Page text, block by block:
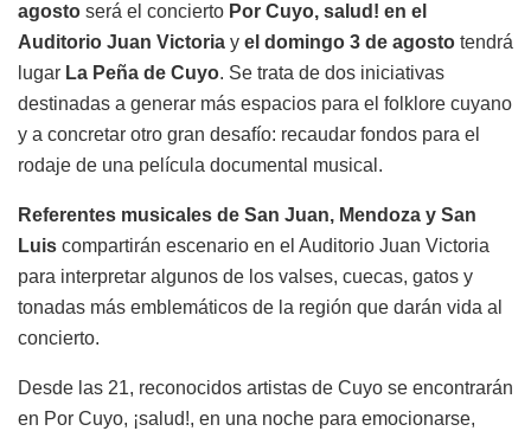
agosto será el concierto Por Cuyo, salud! en el
Auditorio Juan Victoria y el domingo 3 de agosto tendrá
lugar La Peña de Cuyo. Se trata de dos iniciativas
destinadas a generar más espacios para el folklore cuyano
y a concretar otro gran desafío: recaudar fondos para el
rodaje de una película documental musical.
Referentes musicales de San Juan, Mendoza y San
Luis compartirán escenario en el Auditorio Juan Victoria
para interpretar algunos de los valses, cuecas, gatos y
tonadas más emblemáticos de la región que darán vida al
concierto.
Desde las 21, reconocidos artistas de Cuyo se encontrarán
en Por Cuyo, ¡salud!, en una noche para emocionarse,